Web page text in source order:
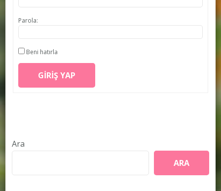
Parola:
Beni hatırla
GIRIŞ YAP
Ara
ARA